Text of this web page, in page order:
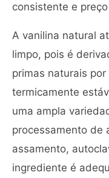
consistente e
A vanilina natural
limpo, pois é
primas naturais
termicamente
uma ampla
processamento de
assamento,
ingrediente é